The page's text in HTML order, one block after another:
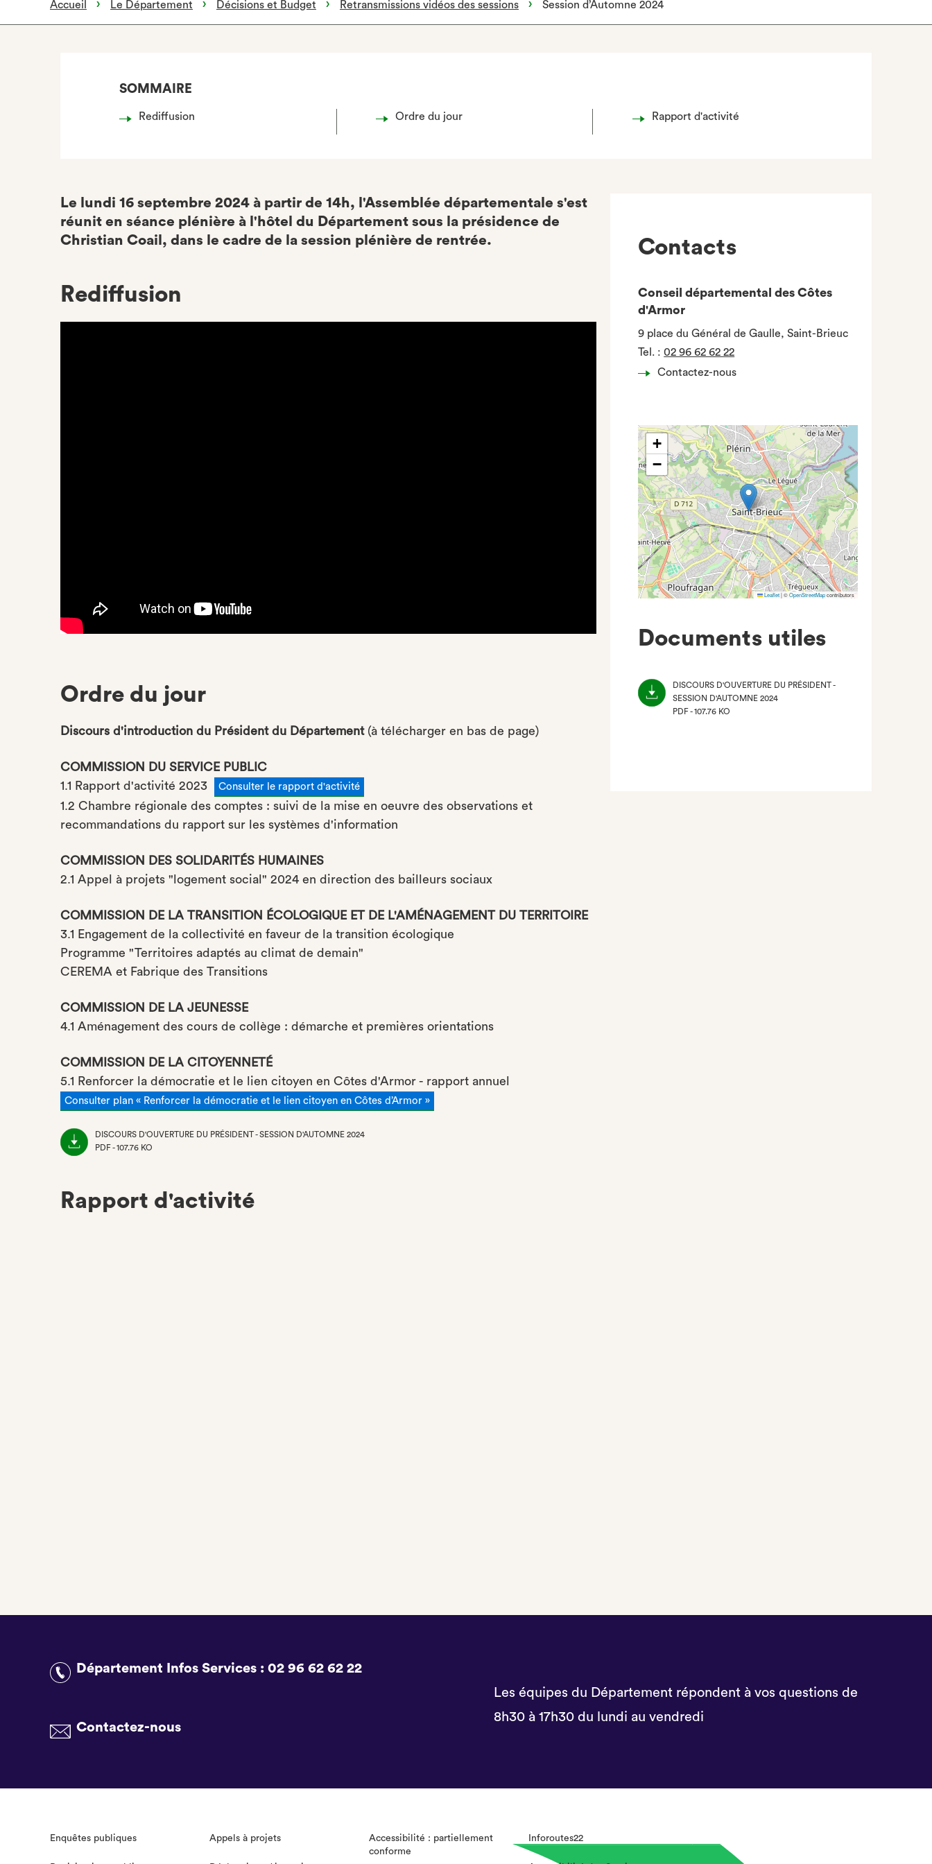
Accueil Le Département Décisions et Budget Retransmissions vidéos des sessions Session d’Automne 2024
SOMMAIRE
Rediffusion Ordre du jour Rapport d'activité
Le lundi 16 septembre 2024 à partir de 14h, l'Assemblée départementale s'est
réunit en séance plénière à l'hôtel du Département sous la présidence de
Christian Coail, dans le cadre de la session plénière de rentrée.
Rediffusion
Ordre du jour
Discours d'introduction du Président du Département(à télécharger en bas de page)
COMMISSION DU SERVICE PUBLIC
1.1 Rapport d'activité 2023
Consulter le rapport d'activité
1.2 Chambre régionale des comptes : suivi de la mise en oeuvre des observations et
recommandations du rapport sur les systèmes d'information
COMMISSION DES SOLIDARITÉS HUMAINES
2.1 Appel à projets "logement social" 2024 en direction des bailleurs sociaux
COMMISSION DE LA TRANSITION ÉCOLOGIQUE ET DE L'AMÉNAGEMENT DU TERRITOIRE
3.1 Engagement de la collectivité en faveur de la transition écologique
Programme "Territoires adaptés au climat de demain"
CEREMA et Fabrique des Transitions
COMMISSION DE LA JEUNESSE
4.1 Aménagement des cours de collège : démarche et premières orientations
COMMISSION DE LA CITOYENNETÉ
5.1 Renforcer la démocratie et le lien citoyen en Côtes d'Armor - rapport annuel
Consulter plan « Renforcer la démocratie et le lien citoyen en Côtes d’Armor »
DISCOURS D'OUVERTURE DU PRÉSIDENT - SESSION D'AUTOMNE 2024
PDF - 107.76 KO
Rapport d'activité
Contacts
Conseil départemental des Côtes
d'Armor
9 place du Général de Gaulle, Saint-Brieuc
Tel. :02 96 62 62 22
Contactez-nous
+
−
Leaflet|©OpenStreetMapcontributors
Documents utiles
DISCOURS D'OUVERTURE DU PRÉSIDENT -
SESSION D'AUTOMNE 2024
PDF - 107.76 KO
Département Infos Services : 02 96 62 62 22
Contactez-nous
Les équipes du Département répondent à vos questions de
8h30 à 17h30 du lundi au vendredi
Enquêtes publiques Appels à projets
Accessibilité : partiellement
conforme
Inforoutes22